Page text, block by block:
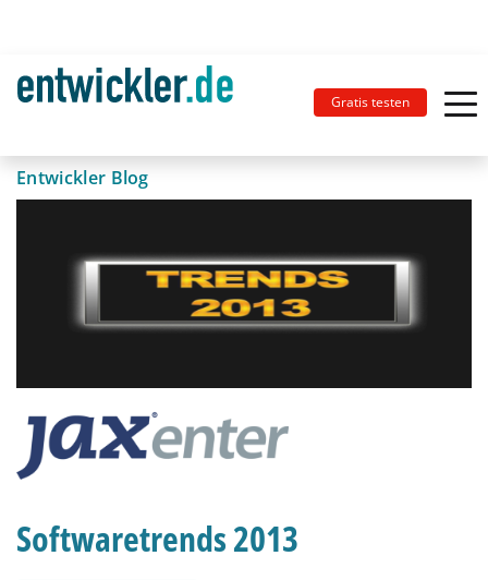
Gratis testen
Entwickler Blog
Softwaretrends 2013